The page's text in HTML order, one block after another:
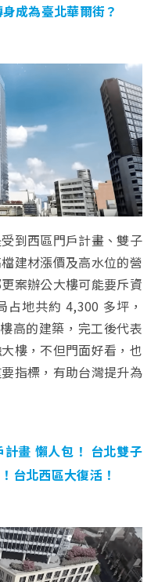
成為臺北華爾街？
到西區門戶計畫、雙子
建材漲價及高水位的營
案辦公大樓可能要斥資
地共約 4,300 多坪，
高的建築，完工後代表
樓，不但門面好看，也
指標，有助台灣提升為
計畫 懶人包！ 台北雙子
台北西區大復活！